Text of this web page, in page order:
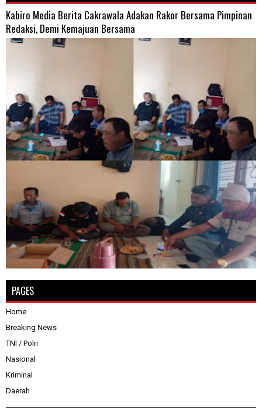
Kabiro Media Berita Cakrawala Adakan Rakor Bersama Pimpinan
Redaksi, Demi Kemajuan Bersama
PAGES
Home
Breaking News
TNI / Polri
Nasional
Kriminal
Daerah